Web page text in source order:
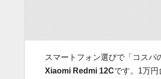
スマートフォン選びで「コスパ
Xiaomi Redmi 12Cです。1万